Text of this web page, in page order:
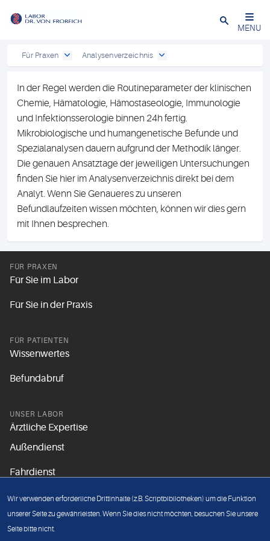
Close
MENU
Für Praxen Analysenverzeichnis
In der Regel werden die Routineparameter der klinischen
Chemie, Hämatologie, Hämostaseologie, Immunologie
und Infektionsserologie binnen 24h fertig.
Mikrobiologische und humangenetische Befunde und
Spezialanalysen dauern aufgrund der Methodik länger.
Die genauen Ansatztage der jeweiligen Untersuchungen
finden Sie hier im Analysenverzeichnis direkt bei dem
Analyt. Wenn Sie Genaueres zu unseren
Befundlaufzeiten wissen möchten, können wir dies gern
mit Ihnen besprechen.
FÜR PRAXEN
Für Sie im Labor
Für Sie in der Praxis
FÜR PATIENTEN
Wissenwertes
Befundabruf
UNSER LABOR
Ärztliche Expertise
Außendienst
Fahrdienst
Unsere Grundsätze
Wir verwenden erforderliche Drittinhalte (z.B. Scriptbibliotheken) um die Funktion
unserer Seite zu gewährleisten. Wenn Sie dies nicht möchten, besuchen Sie unsere
Seite bitte nicht.